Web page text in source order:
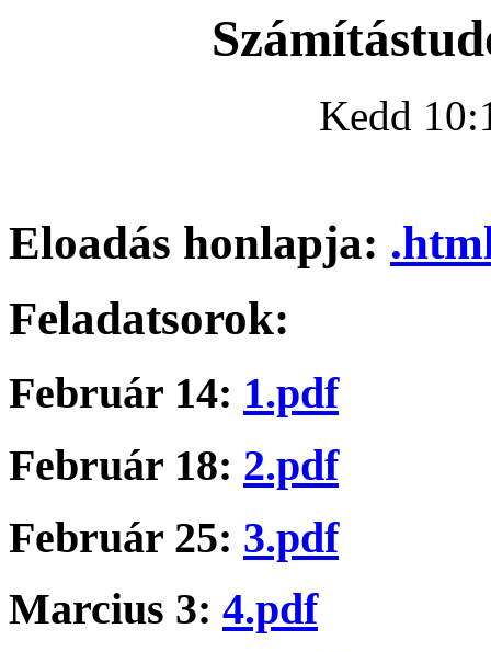
Kedd
Eloadás honlapja:
Feladatsorok:
Február 14: 1.pdf
Február 18: 2.pdf
Február 25: 3.pdf
Marcius 3: 4.pdf